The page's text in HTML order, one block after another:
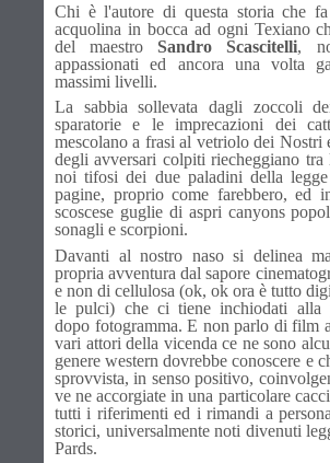
Chi è l'autore di questa storia che
acquolina in bocca ad ogni Texiano
del maestroSandro Scascitelli,
appassionati ed ancora una volta
massimi livelli.
La sabbia sollevata dagli zoccoli
sparatorie e le imprecazioni dei
mescolano a frasi al vetriolo dei Nostri
degli avversari colpiti riecheggiano tra
noi tifosi dei due paladini della
pagine, proprio come farebbero, ed
scoscese guglie di aspri canyons
sonagli e scorpioni.
Davanti al nostro naso si delinea
propria avventura dal sapore
e non di cellulosa (ok, ok ora è tutto
le pulci) che ci tiene inchiodati alla
dopo fotogramma. E non parlo di film
vari attori della vicenda ce ne sono
genere western dovrebbe conoscere e
sprovvista, in senso positivo,
ve ne accorgiate in una particolare
tutti i riferimenti ed i rimandi a
storici, universalmente noti divenuti
Pards.